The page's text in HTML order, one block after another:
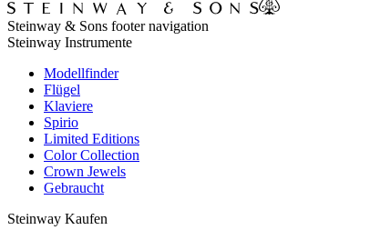
Steinway & Sons footer navigation
Steinway Instrumente
Modellfinder
Flügel
Klaviere
Spirio
Limited Editions
Color Collection
Crown Jewels
Gebraucht
Steinway Kaufen